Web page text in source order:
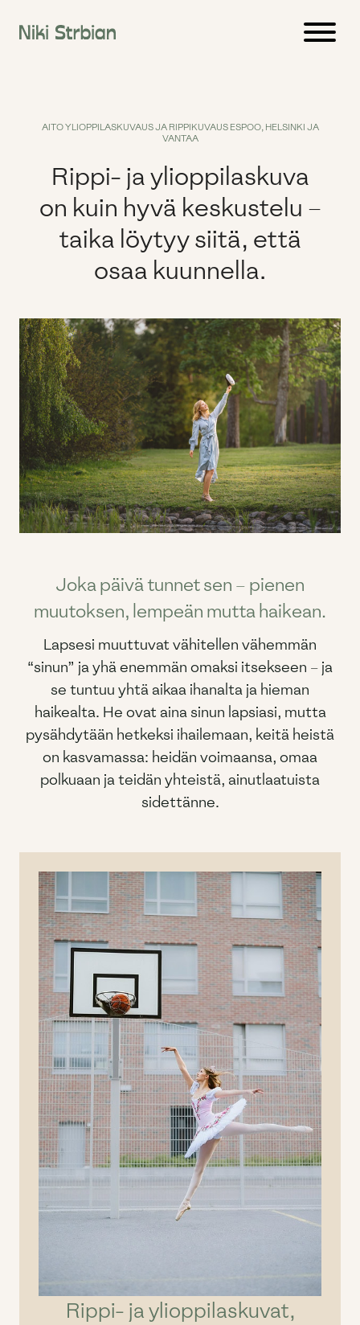
sisältöön
AITO YLIOPPILASKUVAUS JA RIPPIKUVAUS ESPOO, HELSINKI JA
VANTAA
Rippi- ja ylioppilaskuva
on kuin hyvä keskustelu –
taika löytyy siitä, että
osaa kuunnella.
Joka päivä tunnet sen – pienen
muutoksen, lempeän mutta haikean.
Lapsesi muuttuvat vähitellen vähemmän
“sinun” ja yhä enemmän omaksi itsekseen – ja
se tuntuu yhtä aikaa ihanalta ja hieman
haikealta. He ovat aina sinun lapsiasi, mutta
pysähdytään hetkeksi ihailemaan, keitä heistä
on kasvamassa: heidän voimaansa, omaa
polkuaan ja teidän yhteistä, ainutlaatuista
sidettänne.
Rippi- ja ylioppilaskuvat,